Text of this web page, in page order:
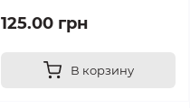
125.00 грн
В корзину